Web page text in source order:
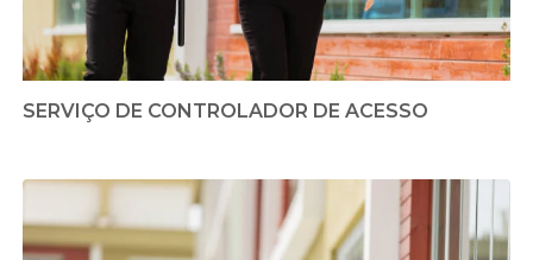
SERVIÇO DE CONTROLADOR DE ACESSO